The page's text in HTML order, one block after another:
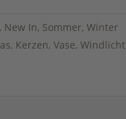
New In, Sommer, Winter
, Kerzen, Vase, Windlicht